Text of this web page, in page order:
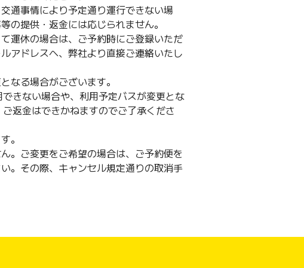
通事情により予定通り運行できない場
の提供・返金には応じられません。
運休の場合は、ご予約時にご登録いただ
アドレスへ、弊社より直接ご連絡いたし
なる場合がございます。
きない場合や、利用予定バスが変更とな
返金はできかねますのでご了承くださ
。
。ご変更をご希望の場合は、ご予約便を
。その際、キャンセル規定通りの取消手